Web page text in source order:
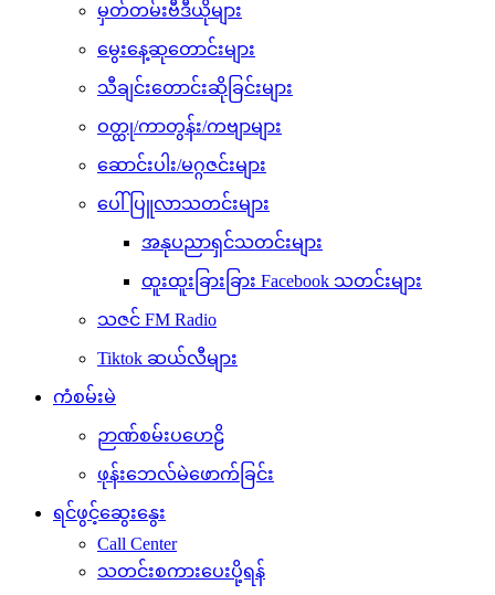
မှတ်တမ်းဗီဒီယိုများ
မွေးနေ့ဆုတောင်းများ
သီချင်းတောင်းဆိုခြင်းများ
ဝတ္ထု/ကာတွန်း/ကဗျာများ
ဆောင်းပါး/မဂ္ဂဇင်းများ
ပေါ်ပြူလာသတင်းများ
အနုပညာရှင်သတင်းများ
ထူးထူးခြားခြား Facebook သတင်းများ
သဇင် FM Radio
Tiktok ဆယ်လီများ
ကံစမ်းမဲ
ဉာဏ်စမ်းပဟေဠိ
ဖုန်းဘေလ်မဲဖောက်ခြင်း
ရင်ဖွင့်ဆွေးနွေး
Call Center
သတင်းစကားပေးပို့ရန်